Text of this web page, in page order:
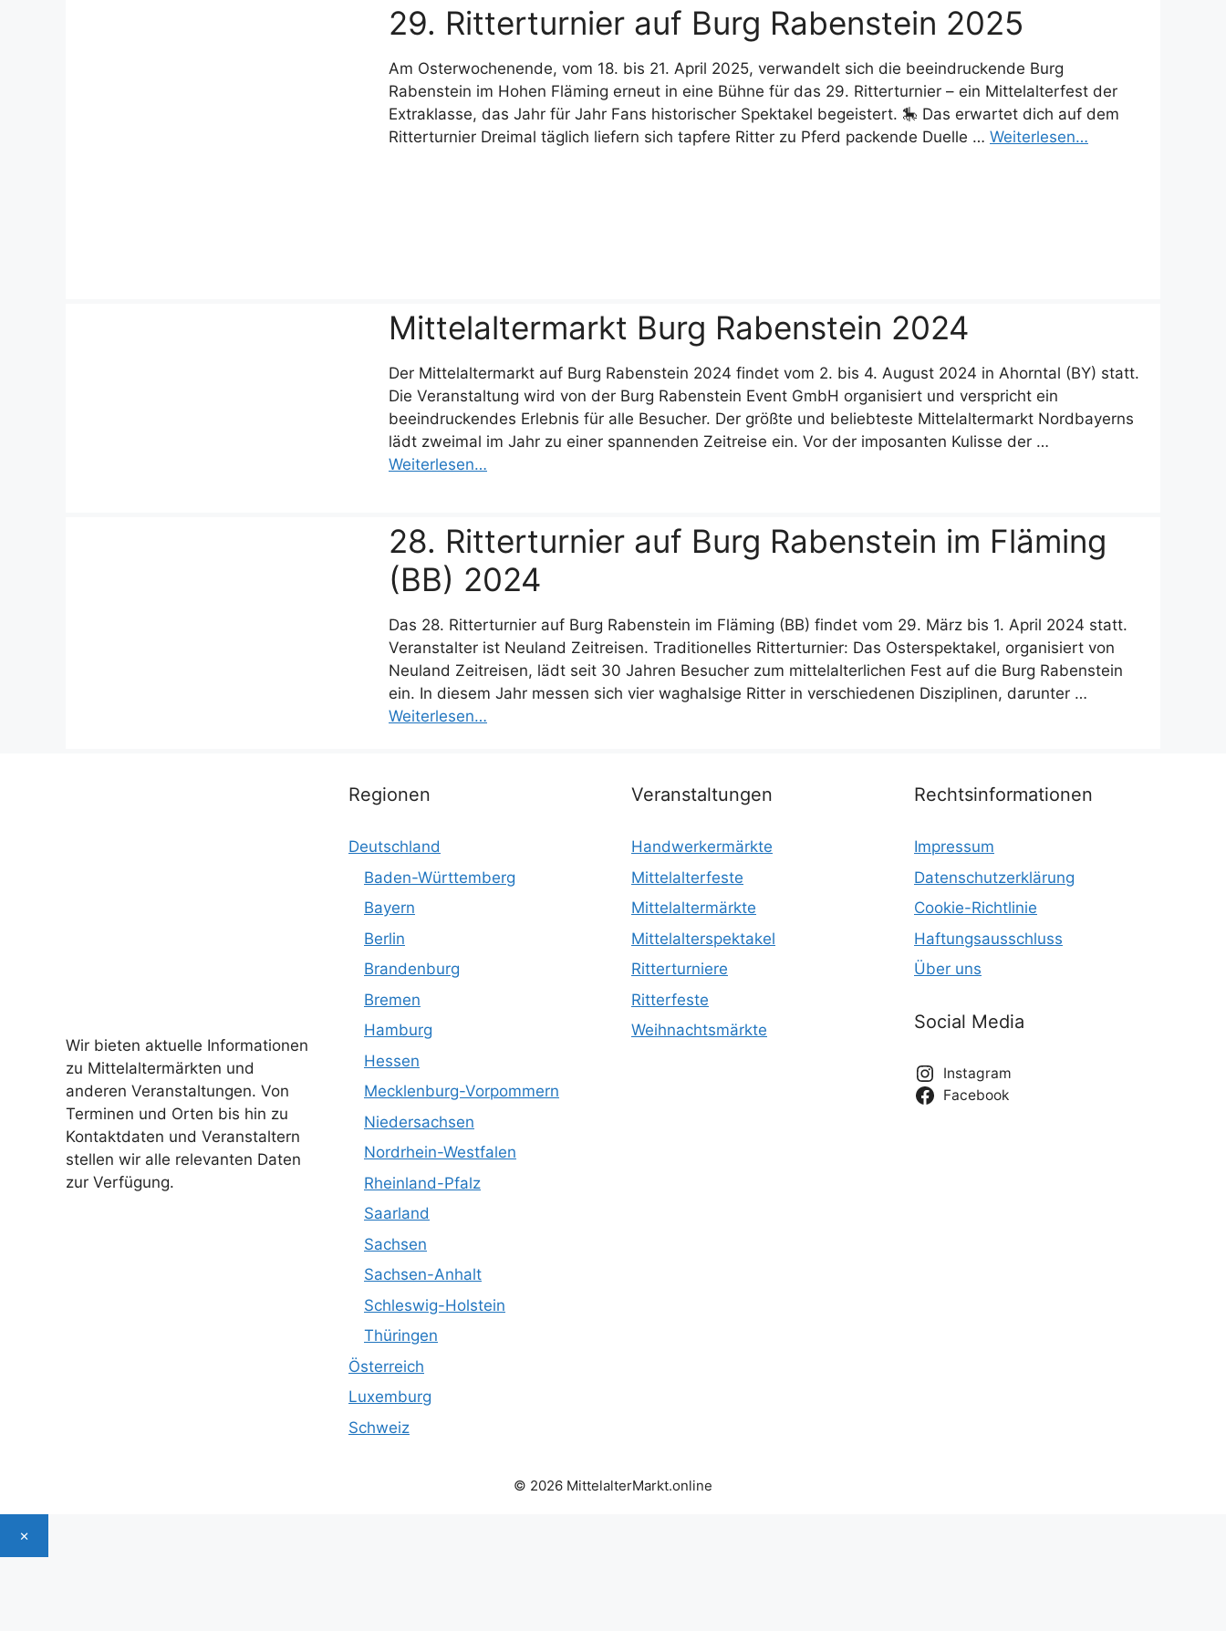
29. Ritterturnier auf Burg Rabenstein 2025
Am Osterwochenende, vom 18. bis 21. April 2025, verwandelt sich die beeindruckende Burg
Rabenstein im Hohen Fläming erneut in eine Bühne für das 29. Ritterturnier – ein Mittelalterfest der
Extraklasse, das Jahr für Jahr Fans historischer Spektakel begeistert. 🎠 Das erwartet dich auf dem
Ritterturnier Dreimal täglich liefern sich tapfere Ritter zu Pferd packende Duelle … Weiterlesen…
Mittelaltermarkt Burg Rabenstein 2024
Der Mittelaltermarkt auf Burg Rabenstein 2024 findet vom 2. bis 4. August 2024 in Ahorntal (BY) statt.
Die Veranstaltung wird von der Burg Rabenstein Event GmbH organisiert und verspricht ein
beeindruckendes Erlebnis für alle Besucher. Der größte und beliebteste Mittelaltermarkt Nordbayerns
lädt zweimal im Jahr zu einer spannenden Zeitreise ein. Vor der imposanten Kulisse der …
Weiterlesen…
28. Ritterturnier auf Burg Rabenstein im Fläming
(BB) 2024
Das 28. Ritterturnier auf Burg Rabenstein im Fläming (BB) findet vom 29. März bis 1. April 2024 statt.
Veranstalter ist Neuland Zeitreisen. Traditionelles Ritterturnier: Das Osterspektakel, organisiert von
Neuland Zeitreisen, lädt seit 30 Jahren Besucher zum mittelalterlichen Fest auf die Burg Rabenstein
ein. In diesem Jahr messen sich vier waghalsige Ritter in verschiedenen Disziplinen, darunter …
Weiterlesen…
Wir bieten aktuelle Informationen
zu Mittelaltermärkten und
anderen Veranstaltungen. Von
Terminen und Orten bis hin zu
Kontaktdaten und Veranstaltern
stellen wir alle relevanten Daten
zur Verfügung.
Regionen
Deutschland
Baden-Württemberg
Bayern
Berlin
Brandenburg
Bremen
Hamburg
Hessen
Mecklenburg-Vorpommern
Niedersachsen
Nordrhein-Westfalen
Rheinland-Pfalz
Saarland
Sachsen
Sachsen-Anhalt
Schleswig-Holstein
Thüringen
Österreich
Luxemburg
Schweiz
Veranstaltungen
Handwerkermärkte
Mittelalterfeste
Mittelaltermärkte
Mittelalterspektakel
Ritterturniere
Ritterfeste
Weihnachtsmärkte
Rechtsinformationen
Impressum
Datenschutzerklärung
Cookie-Richtlinie
Haftungsausschluss
Über uns
Social Media
Instagram
Facebook
© 2026 MittelalterMarkt.online
×